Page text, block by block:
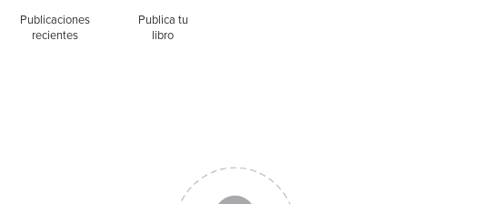
Publicaciones
recientes
Publica tu
libro